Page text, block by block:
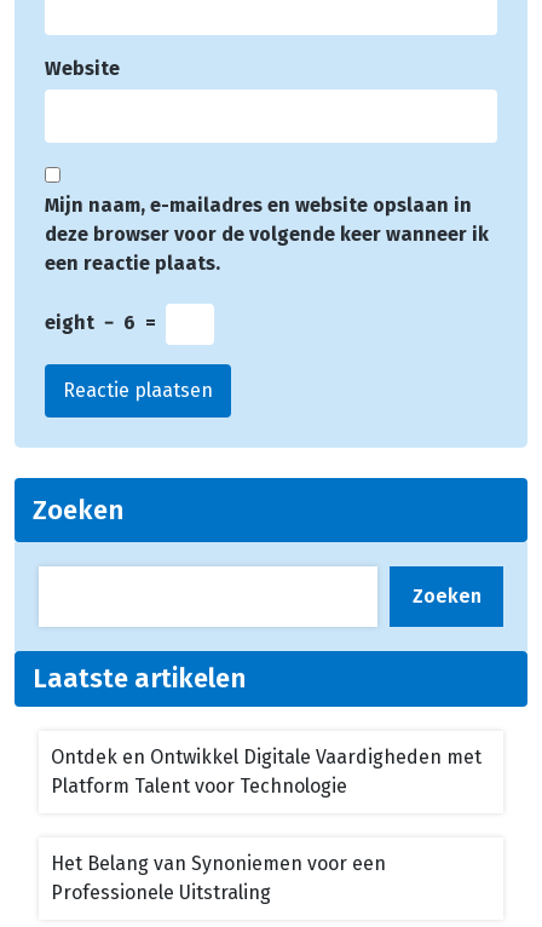
Website
Mijn naam, e-mailadres en website opslaan in
deze browser voor de volgende keer wanneer ik
een reactie plaats.
eight − 6 =
Zoeken
Zoeken
Laatste artikelen
Ontdek en Ontwikkel Digitale Vaardigheden met
Platform Talent voor Technologie
Het Belang van Synoniemen voor een
Professionele Uitstraling